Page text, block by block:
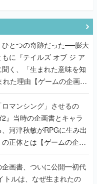
ひとつの奇跡だった──膨大
に『テイルズ オブ ジ ア
く、「生まれた意味を知
れた理由【ゲームの企画
マンシング」させるの
』当時の企画書とキャラ
河津秋敏がRPGに生み出
の正体とは【ゲームの企画
企画書、ついに公開━初代
トルは、なぜ生まれたの